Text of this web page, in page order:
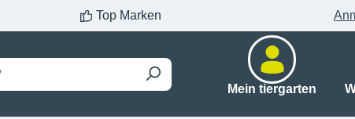
Top Marken
Mein tiergarten